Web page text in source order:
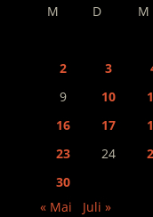
M D M
2
3
9
10
16
17
23
24
30
« Mai
Juli »